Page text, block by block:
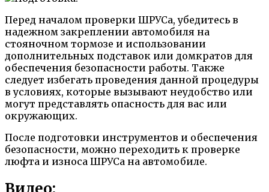
Перед началом проверки ШРУСа, убедитесь в
надежном закреплении автомобиля на
стояночном тормозе и использовании
дополнительных подставок или домкратов для
обеспечения безопасности работы. Также
следует избегать проведения данной процедуры
в условиях, которые вызывают неудобство или
могут представлять опасность для вас или
окружающих.
После подготовки инструментов и обеспечения
безопасности, можно переходить к проверке
люфта и износа ШРУСа на автомобиле.